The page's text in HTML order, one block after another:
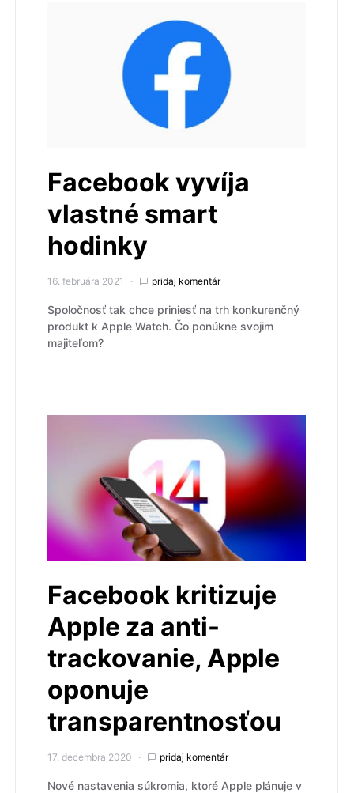
Facebook vyvíja
vlastné smart
hodinky
16. februára 2021 pridaj komentár
Spoločnosť tak chce priniesť na trh konkurenčný
produkt k Apple Watch. Čo ponúkne svojim
majiteľom?
Facebook kritizuje
Apple za anti-
trackovanie, Apple
oponuje
transparentnosťou
17. decembra 2020 pridaj komentár
Nové nastavenia súkromia, ktoré Apple plánuje v